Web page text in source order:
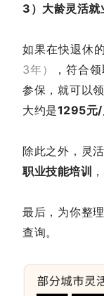
3）大龄灵活就
如果在快退休
3年）
，符合
参保，就可以
大约是1295元/
除此之外，灵
职业技能培训
最后，为你整
查询。